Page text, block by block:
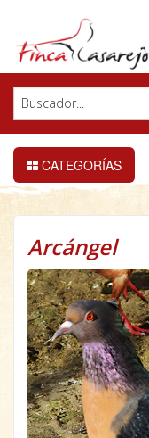
CATEGORÍAS
Arcángel